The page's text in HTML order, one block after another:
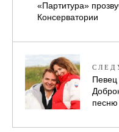
«Партитура»
Консерватории
Певец